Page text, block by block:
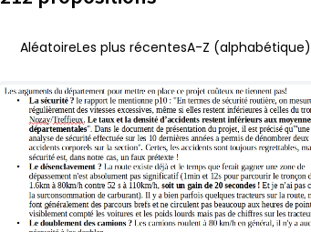
AléatoireLes plus récentesA-Z (alphabétique)